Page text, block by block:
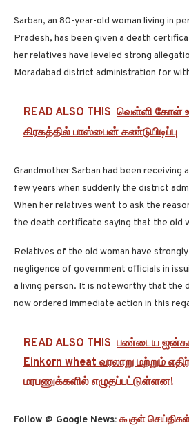
Sarban, an 80-year-old woman living in
Pradesh, has been given a death
her relatives have leveled strong
Moradabad district administration for
READ ALSO THIS வெள்ளி கோள்
கிரகத்தில் பாஸ்பைன் கண்டுபிடிப்பு
Grandmother Sarban had been receiving
few years when suddenly the district
When her relatives went to ask the
the death certificate saying that the old
Relatives of the old woman have
negligence of government officials in
a living person. It is noteworthy that the
now ordered immediate action in this
READ ALSO THIS பண்டைய
Einkorn wheat வரலாறு மற்றும்
மரபணுக்களில் எழுதப்பட்டுள்ளன!
Follow @ Google News: கூகுள்